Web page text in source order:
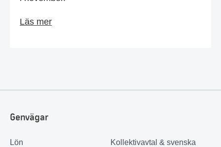
Läs mer
Genvägar
Lön
Kollektivavtal & svenska